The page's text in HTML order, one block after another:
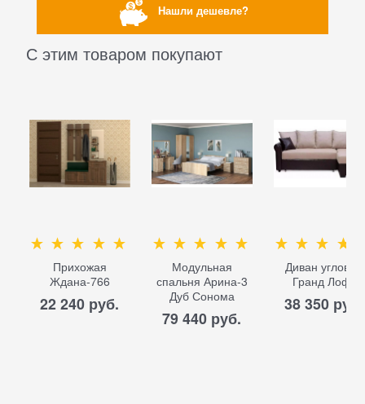
Нашли дешевле?
С этим товаром покупают
Прихожая
Ждана-766
22 240 руб.
Модульная
спальня Арина-3
Дуб Сонома
79 440 руб.
Диван угловой
Гранд Лофт
38 350 руб.